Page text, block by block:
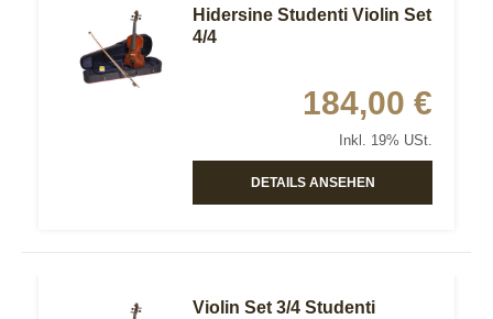
Hidersine Studenti Violin Set
4/4
184,00 €
Inkl. 19% USt.
DETAILS ANSEHEN
Violin Set 3/4 Studenti